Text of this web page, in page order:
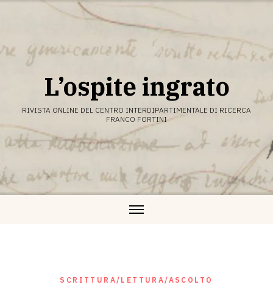
L’ospite ingrato
RIVISTA ONLINE DEL CENTRO INTERDIPARTIMENTALE DI RICERCA
FRANCO FORTINI
SCRITTURA/LETTURA/ASCOLTO